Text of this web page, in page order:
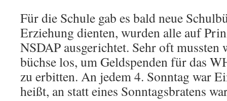
Für die Schule gab es bald neue
Erziehung dienten, wurden alle auf
NSDAP ausgerichtet. Sehr oft
büchse los, um Geldspenden für das
zu erbitten. An jedem 4. Sonntag war
heißt, an statt eines Sonntagsbratens